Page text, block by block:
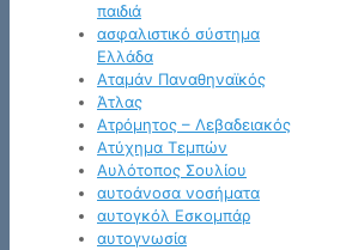
παιδιά
ασφαλιστικό σύστημα
Ελλάδα
Αταμάν Παναθηναϊκός
Άτλας
Ατρόμητος – Λεβαδειακός
Ατύχημα Τεμπών
Αυλότοπος Σουλίου
αυτοάνοσα νοσήματα
αυτογκόλ Εσκομπάρ
αυτογνωσία